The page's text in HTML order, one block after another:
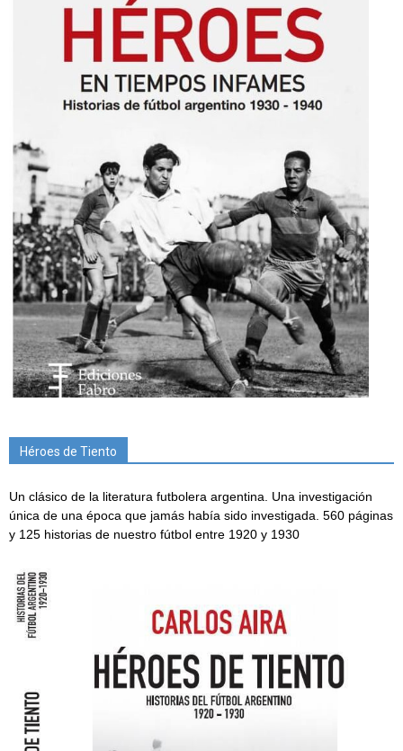
Héroes de Tiento
Un clásico de la literatura futbolera argentina. Una investigación
única de una época que jamás había sido investigada. 560 páginas
y 125 historias de nuestro fútbol entre 1920 y 1930